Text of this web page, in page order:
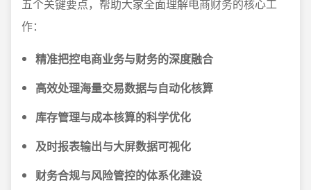
五个关键要点，帮助大家全面理解电商财务的核心工
作：
精准把控电商业务与财务的深度融合
高效处理海量交易数据与自动化核算
库存管理与成本核算的科学优化
及时报表输出与大屏数据可视化
财务合规与风险管控的体系化建设